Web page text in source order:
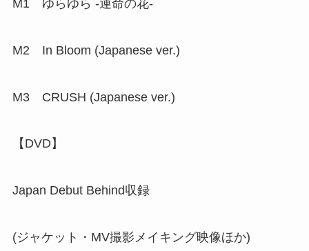
M1 ゆらゆら -運命の花-
M2 In Bloom (Japanese ver.)
M3 CRUSH (Japanese ver.)
【DVD】
Japan Debut Behind収録
(ジャケット・MV撮影メイキング映像ほか)